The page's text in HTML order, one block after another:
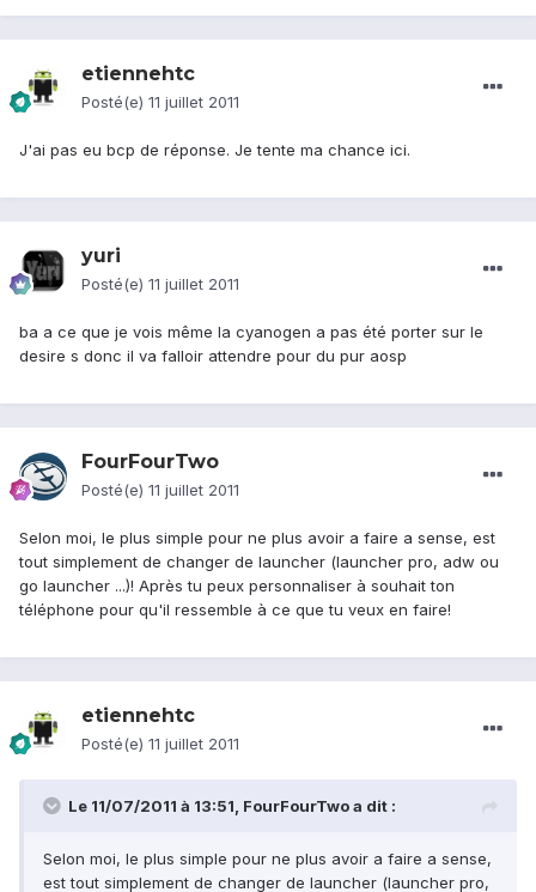
etiennehtc
Posté(e) 11 juillet 2011
J'ai pas eu bcp de réponse. Je tente ma chance ici.
yuri
Posté(e) 11 juillet 2011
ba a ce que je vois même la cyanogen a pas été porter sur le
desire s donc il va falloir attendre pour du pur aosp
FourFourTwo
Posté(e) 11 juillet 2011
Selon moi, le plus simple pour ne plus avoir a faire a sense, est
tout simplement de changer de launcher (launcher pro, adw ou
go launcher ...)! Après tu peux personnaliser à souhait ton
téléphone pour qu'il ressemble à ce que tu veux en faire!
etiennehtc
Posté(e) 11 juillet 2011
Le 11/07/2011 à 13:51, FourFourTwo a dit :
Selon moi, le plus simple pour ne plus avoir a faire a sense,
est tout simplement de changer de launcher (launcher pro,